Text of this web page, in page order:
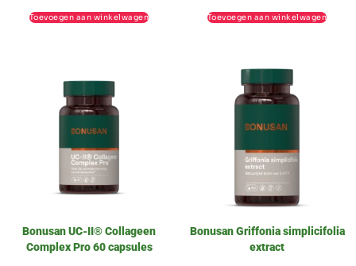
Toevoegen aan winkelwagen Toevoegen aan winkelwagen
Bonusan UC-II® Collageen
Complex Pro 60 capsules
Bonusan Griffonia simplicifolia
extract